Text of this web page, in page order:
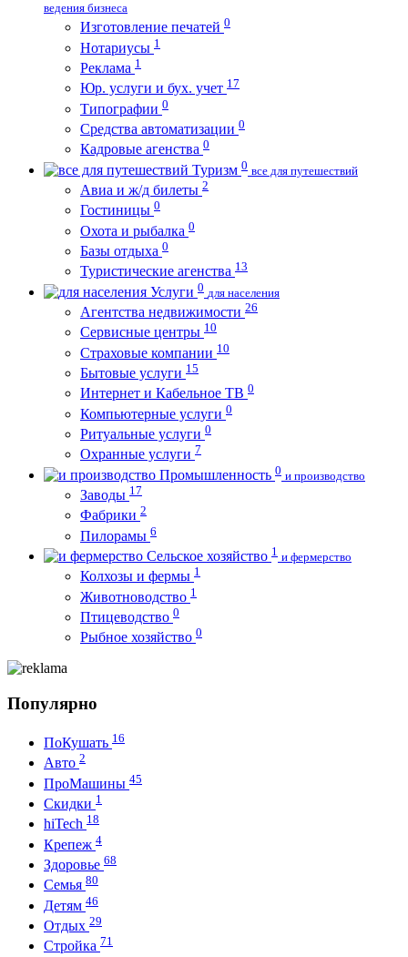
ведения бизнеса
Изготовление печатей 0
Нотариусы 1
Реклама 1
Юр. услуги и бух. учет 17
Типографии 0
Средства автоматизации 0
Кадровые агенства 0
Туризм 0 все для путешествий
Авиа и ж/д билеты 2
Гостиницы 0
Охота и рыбалка 0
Базы отдыха 0
Туристические агенства 13
Услуги 0 для населения
Агентства недвижимости 26
Сервисные центры 10
Страховые компании 10
Бытовые услуги 15
Интернет и Кабельное ТВ 0
Компьютерные услуги 0
Ритуальные услуги 0
Охранные услуги 7
Промышленность 0 и производство
Заводы 17
Фабрики 2
Пилорамы 6
Сельское хозяйство 1 и фермерство
Колхозы и фермы 1
Животноводство 1
Птицеводство 0
Рыбное хозяйство 0
Популярно
ПоКушать 16
Авто 2
ПроМашины 45
Скидки 1
hiTech 18
Крепеж 4
Здоровье 68
Семья 80
Детям 46
Отдых 29
Стройка 71